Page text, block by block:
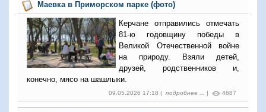
Маевка в Приморском парке (фото)
Керчане отправились отмечать
81-ю годовщину победы в
Великой Отечественной войне
на природу. Взяли детей,
друзей, родственников и,
конечно, мясо на шашлыки.
09.05.2026 17:18 | подробнее ... | 4687